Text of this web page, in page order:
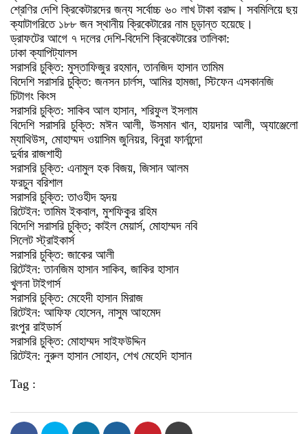
শ্রেণির দেশি ক্রিকেটারদের জন্য সর্বোচ্চ ৬০ লাখ টাকা বরাদ্দ। সবমিলিয়ে ছয়
ক্যাটাগরিতে ১৮৮ জন স্থানীয় ক্রিকেটারের নাম চূড়ান্ত হয়েছে।
ড্রাফটের আগে ৭ দলের দেশি-বিদেশি ক্রিকেটারের তালিকা:
ঢাকা ক্যাপিট্যালস
সরাসরি চুক্তি: মুস্তাফিজুর রহমান, তানজিদ হাসান তামিম
বিদেশি সরাসরি চুক্তি: জনসন চার্লস, আমির হামজা, স্টিফেন এসকানজি
চিটাগং কিংস
সরাসরি চুক্তি: সাকিব আল হাসান, শরিফুল ইসলাম
বিদেশি সরাসরি চুক্তি: মঈন আলী, উসমান খান, হায়দার আলী, অ্যাঞ্জেলো
ম্যাথিউস, মোহাম্মদ ওয়াসিম জুনিয়র, বিনুরা ফার্নান্দো
দুর্বার রাজশাহী
সরাসরি চুক্তি: এনামুল হক বিজয়, জিসান আলম
ফরচুন বরিশাল
সরাসরি চুক্তি: তাওহীদ হৃদয়
রিটেইন: তামিম ইকবাল, মুশফিকুর রহিম
বিদেশি সরাসরি চুক্তি; কাইল মেয়ার্স, মোহাম্মদ নবি
সিলেট স্ট্রাইকার্স
সরাসরি চুক্তি: জাকের আলী
রিটেইন: তানজিম হাসান সাকিব, জাকির হাসান
খুলনা টাইগার্স
সরাসরি চুক্তি: মেহেদী হাসান মিরাজ
রিটেইন: আফিফ হোসেন, নাসুম আহমেদ
রংপুর রাইডার্স
সরাসরি চুক্তি: মোহাম্মদ সাইফউদ্দিন
রিটেইন: নুরুল হাসান সোহান, শেখ মেহেদি হাসান
Tag :